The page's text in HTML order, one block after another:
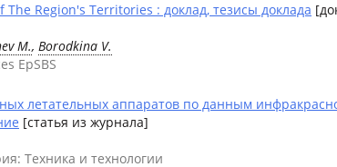
Region's Territories : доклад, тезисы доклада
M., Borodkina V.
EpSBS
летательных аппаратов по данным
[статья из журнала]
Техника и технологии